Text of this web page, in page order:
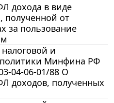
дохода в виде
полученной от
за пользование
и
Минфина РФ
04-06-01/88 О
доходов, полученных